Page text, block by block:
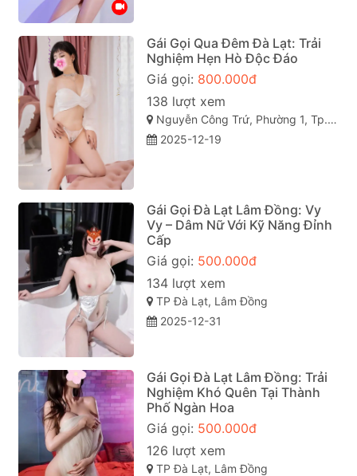
Gái Gọi Qua Đêm Đà Lạt: Trải
Nghiệm Hẹn Hò Độc Đáo
Giá gọi: 800.000đ
138 lượt xem
Nguyễn Công Trứ, Phường 1, Tp. Bảo Lộc, Lâm Đồng
2025-12-19
Gái Gọi Đà Lạt Lâm Đồng: Vy
Vy – Dâm Nữ Với Kỹ Năng Đỉnh
Cấp
Giá gọi: 500.000đ
134 lượt xem
TP Đà Lạt, Lâm Đồng
2025-12-31
Gái Gọi Đà Lạt Lâm Đồng: Trải
Nghiệm Khó Quên Tại Thành
Phố Ngàn Hoa
Giá gọi: 500.000đ
126 lượt xem
TP Đà Lạt, Lâm Đồng